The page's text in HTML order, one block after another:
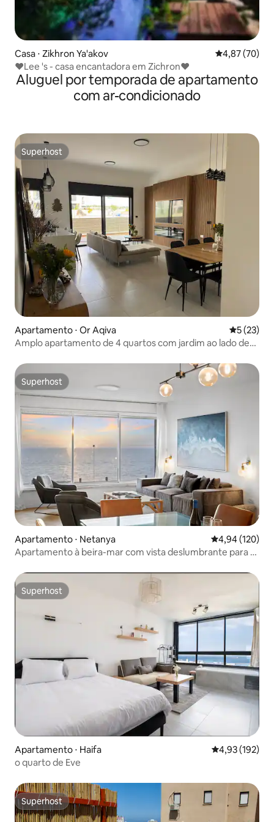
Casa ⋅ Zikhron Ya'akov 4,87 de uma
4,87 (70)
❤Lee 's - casa encantadora em Zichron❤
Aluguel por temporada de apartamento
com ar-condicionado
Superhost
Superhost
Apartamento ⋅ Or Aqiva 5 de uma
5 (23)
Amplo apartamento de 4 quartos com jardim ao lado de
Superhost
Superhost
Apartamento ⋅ Netanya 4,94 de uma
4,94 (120)
Apartamento à beira-mar com vista deslumbrante para o
Superhost
Superhost
Apartamento ⋅ Haifa 4,93 de uma
4,93 (192)
o quarto de Eve
Superhost
Superhost